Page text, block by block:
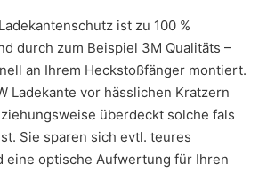
ist zu 100 %
durch zum Beispiel 3M Qualitäts –
an Ihrem Heckstoßfänger montiert.
Ladekante vor hässlichen Kratzern
überdeckt solche fals
Sie sparen sich evtl. teures
eine optische Aufwertung für Ihren